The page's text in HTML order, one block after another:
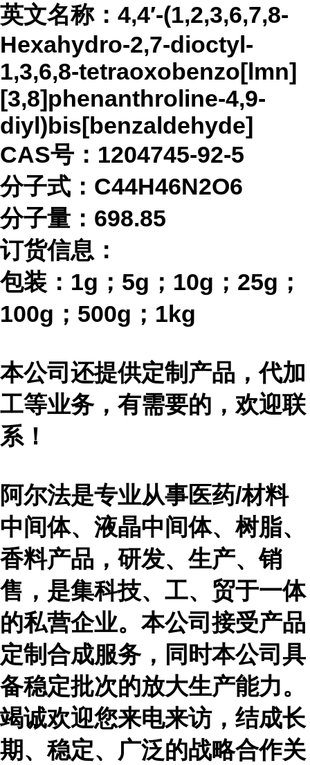
英文名称： 4,4′-(1,2,3,6,7,8-
Hexahydro-2,7-dioctyl-
1,3,6,8-tetraoxobenzo[lmn]
[3,8]phenanthroline-4,9-
diyl)bis[benzaldehyde]
CAS号：1204745-92-5
分子式： C44H46N2O6
分子量： 698.85
订货信息：
包装： 1g；5g；10g；25g；
100g；500g；1kg
本公司还提供定制产品，代加
工等业务，有需要的，欢迎联
系！
阿尔法是专业从事医药/材料
中间体、液晶中间体、树脂、
香料产品，研发、生产、销
售，是集科技、工、贸于一体
的私营企业。本公司接受产品
定制合成服务，同时本公司具
备稳定批次的放大生产能力。
竭诚欢迎您来电来访，结成长
期、稳定、广泛的战略合作关